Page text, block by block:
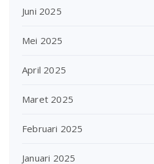
Juni 2025
Mei 2025
April 2025
Maret 2025
Februari 2025
Januari 2025